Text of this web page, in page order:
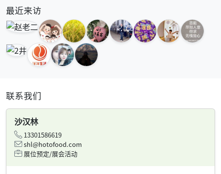
最近来访
联系我们
沙汉林
13301586619
shl@hotofood.com
展位预定/展会活动